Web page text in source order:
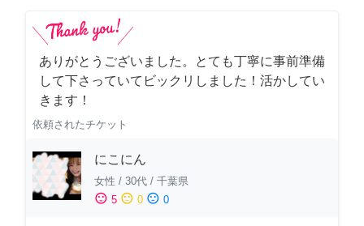
ありがとうございました。とても丁寧に事前準備
して下さっていてビックリしました！活かしてい
きます！
依頼されたチケット
にこにん
女性 / 30代 / 千葉県
sentiment_satisfied 5 sentiment_neutral 0 sentiment_dissatisfied 0